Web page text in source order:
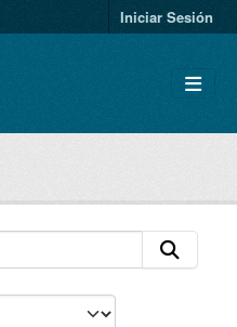
Iniciar Sesión